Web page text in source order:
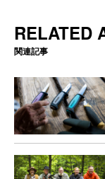
RELATED
関連記事